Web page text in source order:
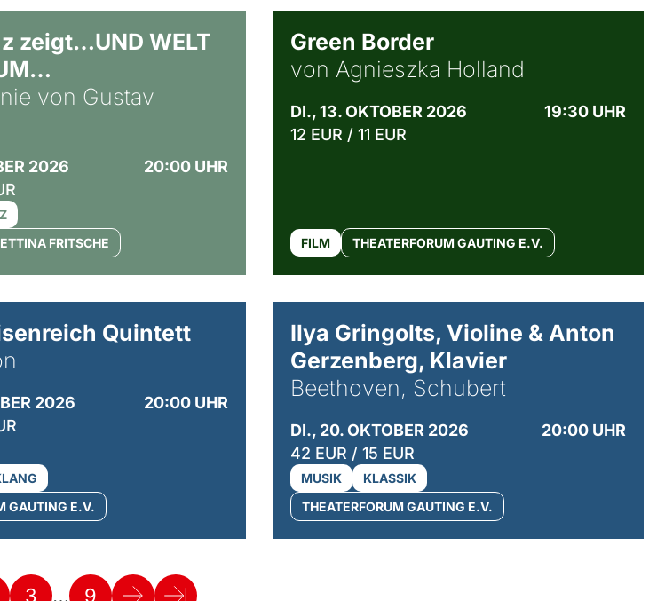
zeigt…UND WELT
von Gustav
2026
20:00 UHR
FRITSCHE
Green Border
von Agnieszka Holland
DI., 13. OKTOBER 2026
19:30 UHR
12 EUR / 11 EUR
FILM THEATERFORUM GAUTING E.V.
Quintett
2026
20:00 UHR
GAUTING E.V.
Ilya Gringolts, Violine & Anton
Gerzenberg, Klavier
Beethoven, Schubert
DI., 20. OKTOBER 2026
20:00 UHR
42 EUR / 15 EUR
MUSIK
KLASSIK
THEATERFORUM GAUTING E.V.
3 … 9